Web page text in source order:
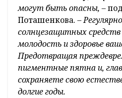
могут быть опасны, –
Поташенкова. –
солнцезащитных
молодость и здоровье
Предотвращая
пигментные пятна и,
сохраняете свою
долгие годы.